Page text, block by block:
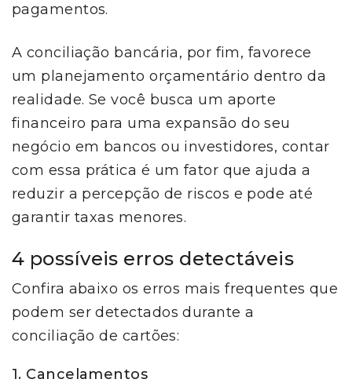
pagamentos.
A conciliação bancária, por fim, favorece
um planejamento orçamentário dentro da
realidade. Se você busca um aporte
financeiro para uma expansão do seu
negócio em bancos ou investidores, contar
com essa prática é um fator que ajuda a
reduzir a percepção de riscos e pode até
garantir taxas menores.
4 possíveis erros detectáveis
Confira abaixo os erros mais frequentes que
podem ser detectados durante a
conciliação de cartões:
1. Cancelamentos